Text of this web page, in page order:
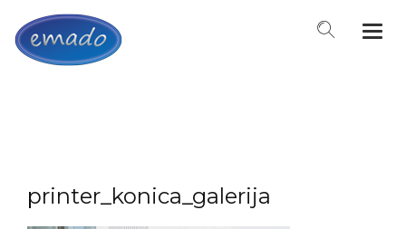
printer_konica_galerija